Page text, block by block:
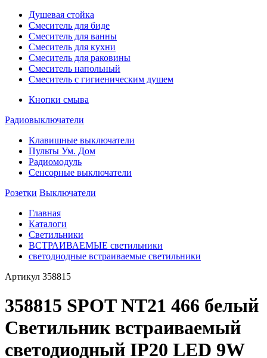
Душевая стойка
Смеситель для биде
Смеситель для ванны
Смеситель для кухни
Смеситель для раковины
Смеситель напольный
Смеситель с гигиеническим душем
Кнопки смыва
Радиовыключатели
Клавишные выключатели
Пульты Ум. Дом
Радиомодуль
Сенсорные выключатели
Розетки Выключатели
Главная
Каталоги
Светильники
ВСТРАИВАЕМЫЕ светильники
светодиодные встраиваемые светильники
Артикул 358815
358815 SPOT NT21 466 белый
Светильник встраиваемый
светодиодный IP20 LED 9W